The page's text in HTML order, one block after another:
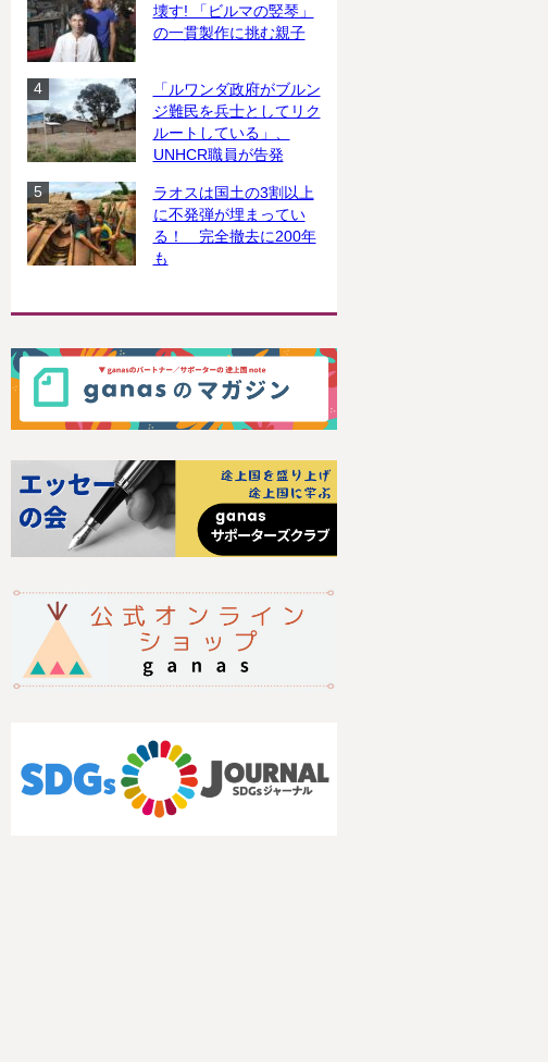
壊す! 「ビルマの竪琴」
の一貫製作に挑む親子
「ルワンダ政府がブルン
ジ難民を兵士としてリク
ルートしている」、
UNHCR職員が告発
ラオスは国土の3割以上
に不発弾が埋まってい
る！ 完全撤去に200年
も